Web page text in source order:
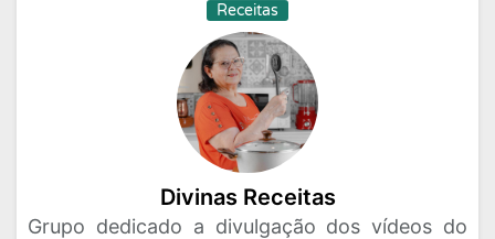
Receitas
Divinas Receitas
Grupo dedicado a divulgação dos vídeos do